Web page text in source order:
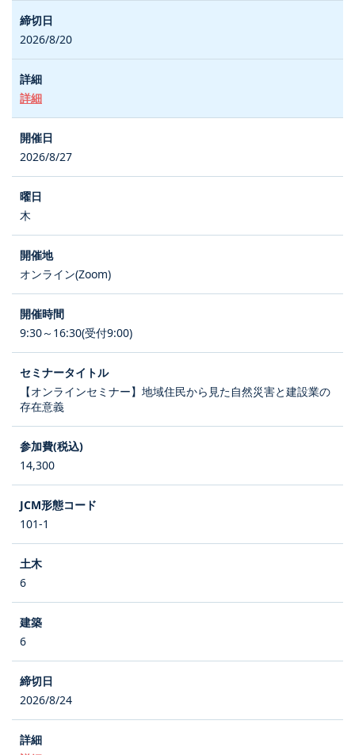
2026/8/20
詳細
2026/8/27
木
オンライン(Zoom)
9:30～16:30(受付9:00)
【オンラインセミナー】地域住民から見た自然災害と建設業の
存在意義
14,300
101-1
6
6
2026/8/24